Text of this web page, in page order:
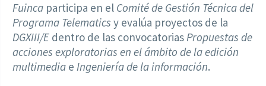
Fuinca participa en el Comité de Gestión Técnica del
Programa Telematics y evalúa proyectos de la
DGXIII/E dentro de las convocatoriasPropuestas de
acciones exploratorias en el ámbito de la edición
multimedia e Ingeniería de la información.